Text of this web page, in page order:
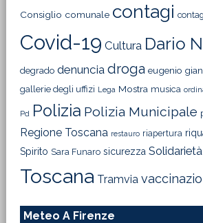
Consiglio comunale contagi
Covid-19 Cultura Dario
degrado denuncia droga eugenio
gallerie degli uffizi Lega Mostra musica
Pd Polizia Polizia Municipale
Regione Toscana restauro riapertura
Spirito Sara Funaro sicurezza Solidarietà
Toscana Tramvia
Meteo A Firenze